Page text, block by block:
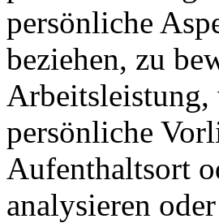
persönliche
beziehen, zu
Arbeitsleistung,
persönliche
Aufenthaltsort
analysieren